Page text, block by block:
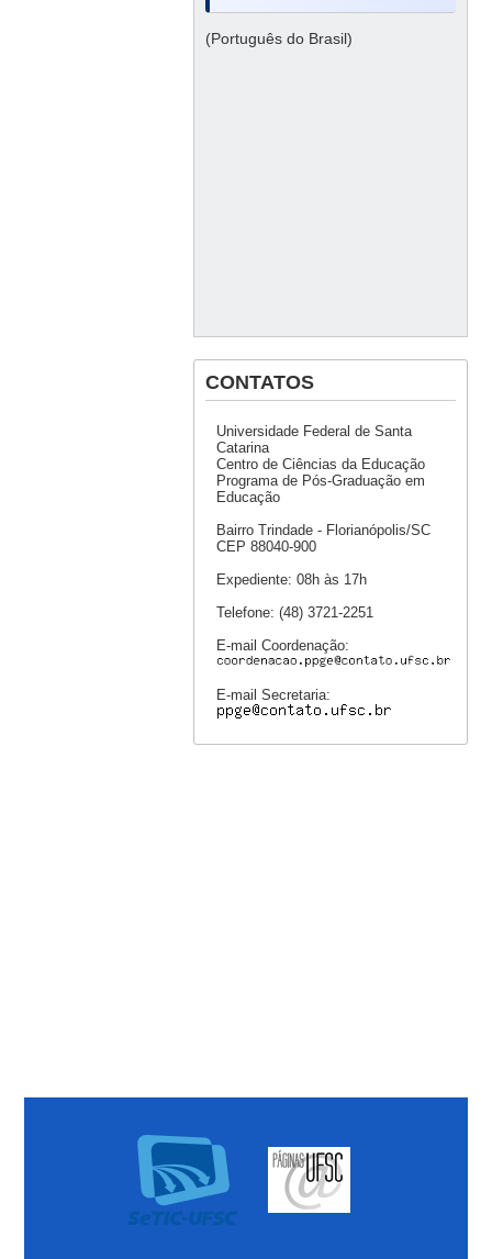
(Português do Brasil)
CONTATOS
Universidade Federal de Santa
Catarina
Centro de Ciências da Educação
Programa de Pós-Graduação em
Educação
Bairro Trindade - Florianópolis/SC
CEP 88040-900
Expediente: 08h às 17h
Telefone: (48) 3721-2251
E-mail Coordenação:
E-mail Secretaria: